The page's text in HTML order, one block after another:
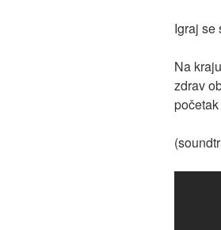
Igraj se
Na
zdrav